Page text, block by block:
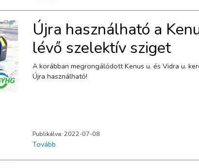
Újra használható a
lévő szelektív sziget
A korábban megrongálódott Kenus u. és Vidra u. kereszteződésében lévő süllyesztett szelektív sziget helyreállítása megtörtént.
Újra használható!
Publikálva: 2022-07-08
Tovább